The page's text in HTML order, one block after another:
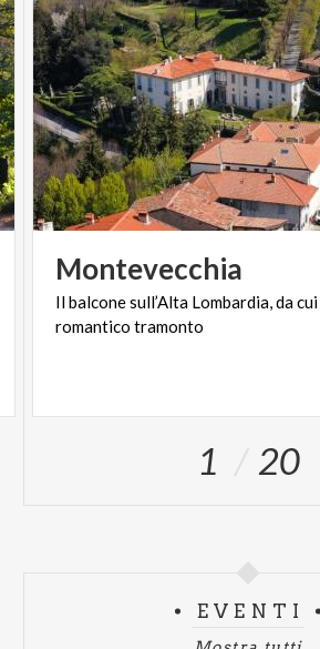
Montevecchia
Ilbalconesull’Alta Lombardia,dacui
romantico tramonto
1 20
EVENTI